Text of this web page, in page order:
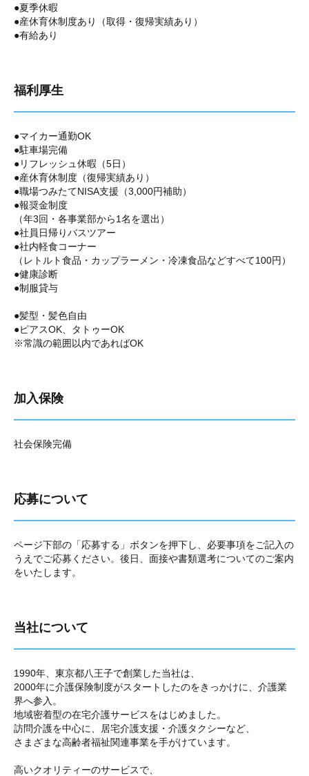
●夏季休暇
●産休育休制度あり（取得・復帰実績あり）
●有給あり
福利厚生
●マイカー通勤OK
●駐車場完備
●リフレッシュ休暇（5日）
●産休育休制度（復帰実績あり）
●職場つみたてNISA支援（3,000円補助）
●報奨金制度
（年3回・各事業部から1名を選出）
●社員日帰りバスツアー
●社内軽食コーナー
（レトルト食品・カップラーメン・冷凍食品などすべて100円）
●健康診断
●制服貸与
●髪型・髪色自由
●ピアスOK、タトゥーOK
※常識の範囲以内であればOK
加入保険
社会保険完備
応募について
ページ下部の「応募する」ボタンを押下し、必要事項をご記入の
うえでご応募ください。後日、面接や書類選考についてのご案内
をいたします。
当社について
1990年、東京都八王子で創業した当社は、
2000年に介護保険制度がスタートしたのをきっかけに、介護業
界へ参入。
地域密着型の在宅介護サービスをはじめました。
訪問介護を中心に、居宅介護支援・介護タクシーなど、
さまざまな高齢者福祉関連事業を手がけています。
高いクオリティーのサービスで、